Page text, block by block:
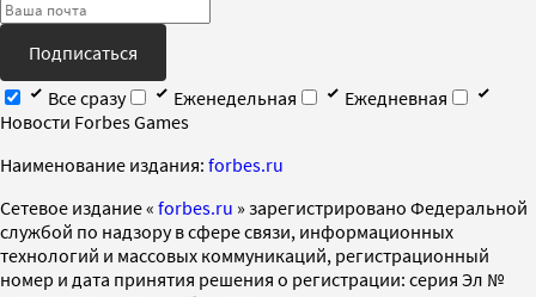
Подписаться
Все сразу
Еженедельная
Ежедневная
Новости Forbes Games
Наименование издания: forbes.ru
Cетевое издание « forbes.ru » зарегистрировано Федеральной
службой по надзору в сфере связи, информационных
технологий и массовых коммуникаций, регистрационный
номер и дата принятия решения о регистрации: серия Эл №